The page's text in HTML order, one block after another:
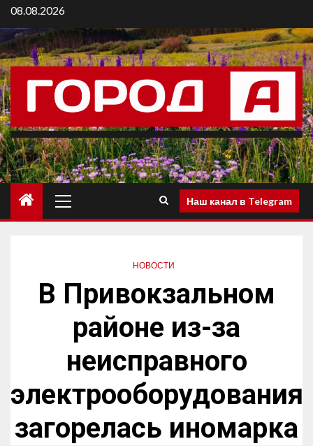
08.08.2026
Наш канал в Telegram
НОВОСТИ
В Привокзальном
районе из-за
неисправного
электрооборудования
загорелась иномарка